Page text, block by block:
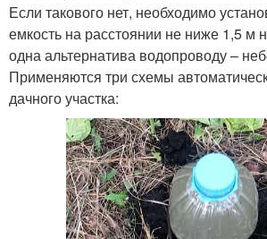
Если такового нет, необходимо
емкость на расстоянии не ниже 1,5 м
одна альтернатива водопроводу –
Применяются три схемы
дачного участка: